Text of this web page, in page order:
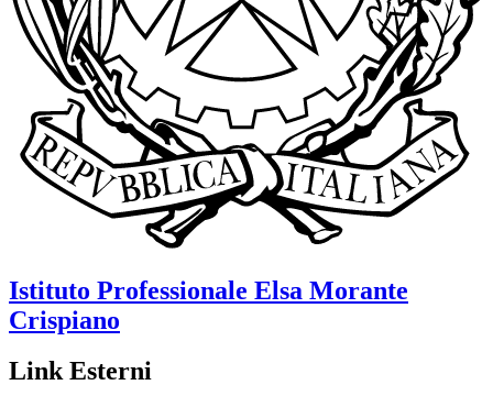
Istituto Professionale Elsa Morante
Crispiano
Link Esterni